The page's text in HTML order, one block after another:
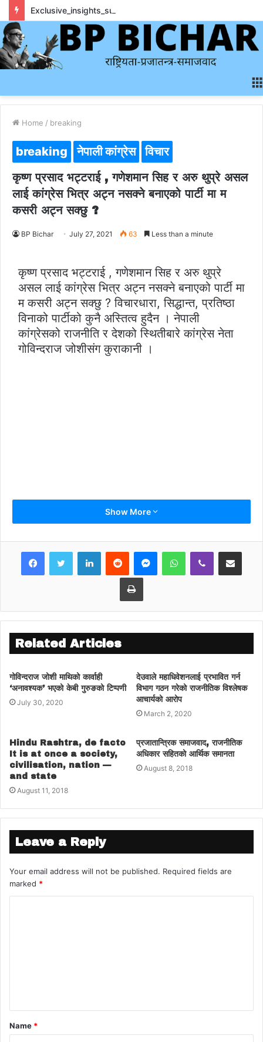
Home / breaking
breaking नेपाली कांग्रेस विचार
कृष्ण प्रसाद भट्टराई , गणेशमान सिह र अरु थुप्रे असल
लाई कांग्रेस भित्र अट्न नसक्ने बनाएको पार्टी मा म
कसरी अट्न सक्छु ?
BP Bichar July 27, 2021 63 Less than a minute
कृष्ण प्रसाद भट्टराई , गणेशमान सिह र अरु थुप्रे
असल लाई कांग्रेस भित्र अट्न नसक्ने बनाएको पार्टी मा
म कसरी अट्न सक्छु ? विचारधारा, सिद्धान्त, प्रतिष्ठा
विनाको पार्टीको कुनै अस्तित्व हुदैन । नेपाली
कांग्रेसको राजनीति र देशको स्थितीबारे कांग्रेस नेता
गोविन्दराज जोशीसंग कुराकानी ।
Show More
LinkedInReddit MessengerWhatsAppViber Share via Email
Print
Related Articles
गोविन्दराज जोशी माथिको कार्वाही
‘अनावश्यक’ भएको केबी गुरुङको टिप्पणी
July 30, 2020
देउवाले महाधिवेशनलाई प्रभावित गर्न
विभाग गठन गरेको राजनीतिक विश्लेषक
आचार्यको आरोप
March 2, 2020
Hindu Rashtra, de facto
It is at once a society,
civilisation, nation —
and state
August 11, 2018
प्रजातान्त्रिक समाजवाद, राजनीतिक
अधिकार सहितको आर्थिक समानता
August 8, 2018
Leave a Reply
Your email address will not be published. Required fields are
marked *
Name *